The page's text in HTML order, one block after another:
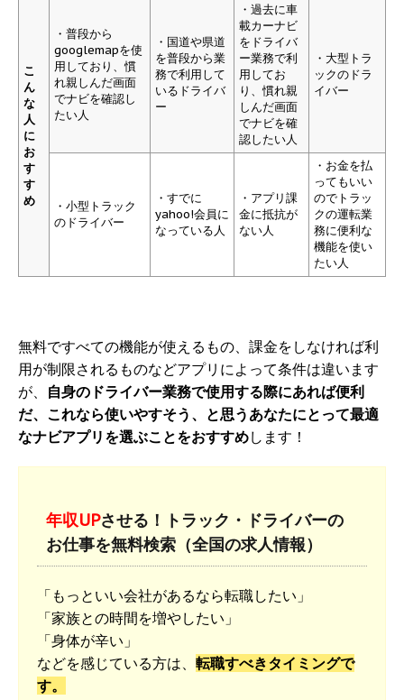
こ
ん
な
人
に
お
す
す
め
・普段から
googlemapを使
用しており、慣
れ親しんだ画面
でナビを確認し
たい人
・国道や県道
を普段から業
務で利用して
いるドライバ
ー
・過去に車
載カーナビ
をドライバ
ー業務で利
用してお
り、慣れ親
しんだ画面
でナビを確
認したい人
・大型トラ
ックのドラ
イバー
・小型トラック
のドライバー
・すでに
yahoo!会員に
なっている人
・アプリ課
金に抵抗が
ない人
・お金を払
ってもいい
のでトラッ
クの運転業
務に便利な
機能を使い
たい人
無料ですべての機能が使えるもの、課金をしなければ利
用が制限されるものなどアプリによって条件は違います
が、 自身のドライバー業務で使用する際にあれば便利
だ、これなら使いやすそう、と思うあなたにとって最適
なナビアプリを選ぶことをおすすめします！
年収UPさせる！トラック・ドライバーの
お仕事を無料検索（全国の求人情報）
「もっといい会社があるなら転職したい」
「家族との時間を増やしたい」
「身体が辛い」
などを感じている方は、 転職すべきタイミングで
す。